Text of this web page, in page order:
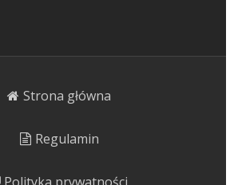
Strona główna
Regulamin